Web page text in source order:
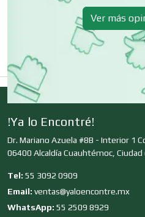
Clínicas de Belleza
Clínicas de
Clubes Deportivos
Cocinas Integrales
Ver más
!Ya lo Encontré!
Dr. Mariano Azuela #8B - Interior 1
06400 Alcaldía Cuauhtémoc, Ciudad
Tel: 55 3092 0909
Email: ventas@yaloencontre.mx
WhatsApp: 55 2509 8929